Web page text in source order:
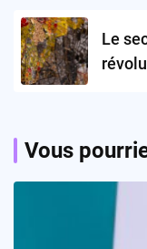
Le
Vous